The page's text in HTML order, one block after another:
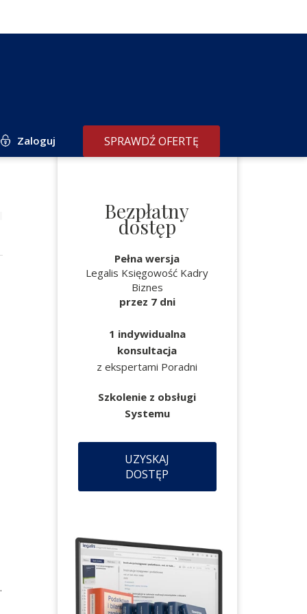
Zaloguj SPRAWDŹ OFERTĘ
Bezpłatny
dostęp
Pełna wersja
Legalis Księgowość Kadry
Biznes
przez 7 dni
1 indywidualna
konsultacja
z ekspertami Poradni
Szkolenie z obsługi
Systemu
UZYSKAJ
DOSTĘP